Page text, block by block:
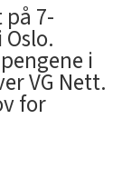
7-
i
VG Nett.
for